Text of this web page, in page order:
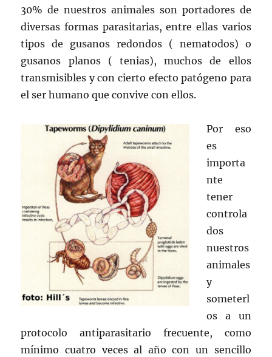
30% de nuestros animales son portadores de
diversas formas parasitarias, entre ellas varios
tipos de gusanos redondos ( nematodos) o
gusanos planos ( tenias), muchos de ellos
transmisibles y con cierto efecto patógeno para
el ser humano que convive con ellos.
Por eso
es
importa
nte
tener
controla
dos
nuestros
animales
y
someterl
os a un
protocolo antiparasitario frecuente, como
mínimo cuatro veces al año con un sencillo